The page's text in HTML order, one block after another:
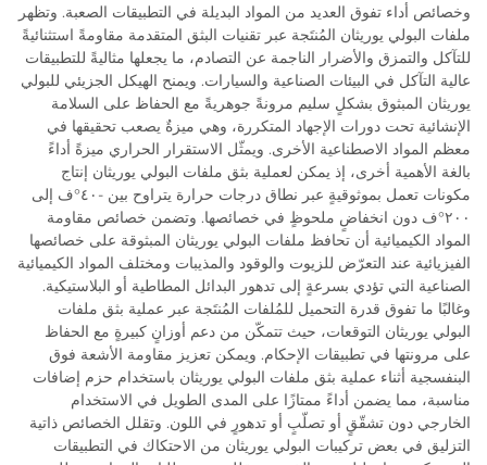
وخصائص أداء تفوق العديد من المواد البديلة في التطبيقات الصعبة. وتظهر
ملفات البولي يوريثان المُنتَجة عبر تقنيات البثق المتقدمة مقاومةً استثنائيةً
للتآكل والتمزق والأضرار الناجمة عن التصادم، ما يجعلها مثاليةً للتطبيقات
عالية التآكل في البيئات الصناعية والسيارات. ويمنح الهيكل الجزيئي للبولي
يوريثان المبثوق بشكلٍ سليم مرونةً جوهريةً مع الحفاظ على السلامة
الإنشائية تحت دورات الإجهاد المتكررة، وهي ميزةٌ يصعب تحقيقها في
معظم المواد الاصطناعية الأخرى. ويمثّل الاستقرار الحراري ميزةً أداءً
بالغة الأهمية أخرى، إذ يمكن لعملية بثق ملفات البولي يوريثان إنتاج
مكونات تعمل بموثوقيةٍ عبر نطاق درجات حرارة يتراوح بين -٤٠°ف إلى
٢٠٠°ف دون انخفاضٍ ملحوظٍ في خصائصها. وتضمن خصائص مقاومة
المواد الكيميائية أن تحافظ ملفات البولي يوريثان المبثوقة على خصائصها
الفيزيائية عند التعرّض للزيوت والوقود والمذيبات ومختلف المواد الكيميائية
الصناعية التي تؤدي بسرعةٍ إلى تدهور البدائل المطاطية أو البلاستيكية.
وغالبًا ما تفوق قدرة التحميل للمُلفات المُنتَجة عبر عملية بثق ملفات
البولي يوريثان التوقعات، حيث تتمكّن من دعم أوزانٍ كبيرةٍ مع الحفاظ
على مرونتها في تطبيقات الإحكام. ويمكن تعزيز مقاومة الأشعة فوق
البنفسجية أثناء عملية بثق ملفات البولي يوريثان باستخدام حزم إضافات
مناسبة، مما يضمن أداءً ممتازًا على المدى الطويل في الاستخدام
الخارجي دون تشقّقٍ أو تصلّبٍ أو تدهورٍ في اللون. وتقلل الخصائص ذاتية
التزليق في بعض تركيبات البولي يوريثان من الاحتكاك في التطبيقات